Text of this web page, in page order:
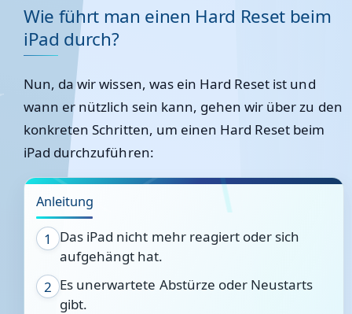
Wie führt man einen Hard Reset beim
iPad durch?
Nun, da wir wissen, was ein Hard Reset ist und
wann er nützlich sein kann, gehen wir über zu den
konkreten Schritten, um einen Hard Reset beim
iPad durchzuführen:
Anleitung
1
Das iPad nicht mehr reagiert oder sich
aufgehängt hat.
2 Es unerwartete Abstürze oder Neustarts
gibt.